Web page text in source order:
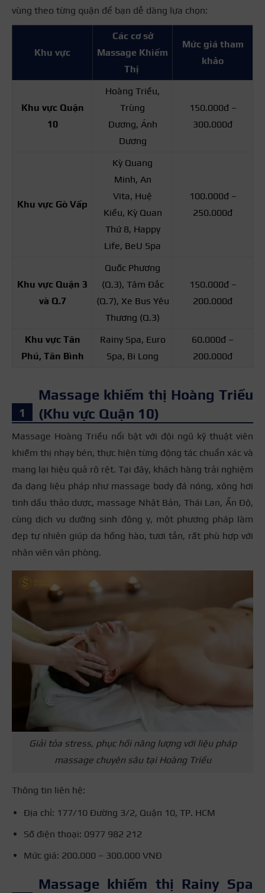
vùng theo từng quận để bạn dễ dàng lựa chọn:
Khu vực
Các cơ sở
Massage Khiếm
Thị
Mức giá tham
khảo
Khu vực Quận
10
Hoàng Triều,
Trùng
Dương, Ánh
Dương
150.000đ –
300.000đ
Khu vực Gò Vấp
Kỳ Quang
Minh, An
Vita, Huệ
Kiều, Kỳ Quan
Thứ 8, Happy
Life, BeU Spa
100.000đ –
250.000đ
Khu vực Quận 3
và Q.7
Quốc Phương
(Q.3), Tâm Đắc
(Q.7), Xe Bus Yêu
Thương (Q.3)
150.000đ –
200.000đ
Khu vực Tân
Phú, Tân Bình
Rainy Spa, Euro
Spa, Bi Long
60.000đ –
200.000đ
Massage khiếm thị Hoàng Triều
(Khu vực Quận 10)
Massage Hoàng Triều nổi bật với đội ngũ kỹ thuật viên
khiếm thị nhạy bén, thực hiện từng động tác chuẩn xác và
mang lại hiệu quả rõ rệt. Tại đây, khách hàng trải nghiệm
đa dạng liệu pháp như massage body đá nóng, xông hơi
tinh dầu thảo dược, massage Nhật Bản, Thái Lan, Ấn Độ,
cùng dịch vụ dưỡng sinh đông y, một phương pháp làm
đẹp tự nhiên giúp da hồng hào, tươi tắn, rất phù hợp với
nhân viên văn phòng.
Giải tỏa stress, phục hồi năng lượng với liệu pháp
massage chuyên sâu tại Hoàng Triều
Thông tin liên hệ:
Địa chỉ: 177/10 Đường 3/2, Quận 10, TP. HCM
Số điện thoại: 0977 982 212
Mức giá: 200.000 – 300.000 VNĐ
Massage khiếm thị Rainy Spa